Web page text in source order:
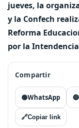
jueves, la
y la Confech
Reforma
por la
Compartir
🟢WhatsApp 🔵
🔗Copiar link